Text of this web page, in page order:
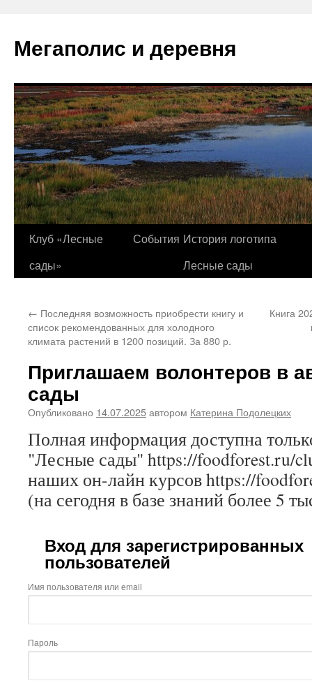
содержимому
Мегаполис и деревня
Клуб «Лесные
сады»
События История логотипа
Лесные сады
← Последняя возможность приобрести книгу и
список рекомендованных для холодного
климата растений в 1200 позиций. За 880 р.
Книга
Приглашаем волонтеров в
сады
Опубликовано 14.07.2025автором Катерина Подолецких
Полная информация доступна
"Лесные сады" https://foodforest.ru/
наших он-лайн курсов https://
(на сегодня в базе знаний более 5
Вход для зарегистрированных
пользователей
Имя пользователя или email
Пароль